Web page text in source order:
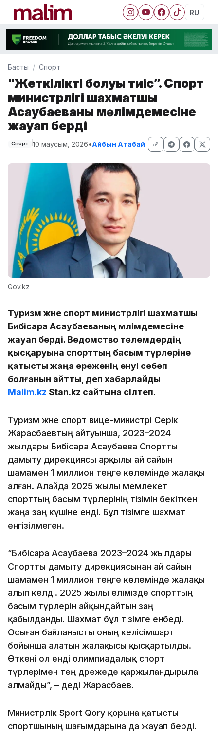
RU
Басты Спорт
"Жеткілікті болуы тиіс”. Спорт
министрлігі шахматшы
Асаубаеваның мәлімдемесіне
жауап берді
Спорт 10 маусым, 2026•Айбын Атабай
Gov.kz
Туризм және спорт министрлігі шахматшы
Бибісара Асаубаеваның мәлімдемесіне
жауап берді. Ведомство төлемдердің
қысқаруына спорттың басым түрлеріне
қатысты жаңа ереженің енуі себеп
болғанын айтты, деп хабарлайды
Malim.kz Stan.kz сайтына сілтеп.
Туризм және спорт вице-министрі Серік
Жарасбаевтың айтуынша, 2023–2024
жылдары Бибісара Асаубаева Спортты
дамыту дирекциясы арқылы ай сайын
шамамен 1 миллион теңге көлемінде жалақы
алған. Алайда 2025 жылы мемлекет
спорттың басым түрлерінің тізімін бекіткен
жаңа заң күшіне енді. Бұл тізімге шахмат
енгізілмеген.
“Бибісара Асаубаева 2023–2024 жылдары
Спортты дамыту дирекциясынан ай сайын
шамамен 1 миллион теңге көлемінде жалақы
алып келді. 2025 жылы елімізде спорттың
басым түрлерін айқындайтын заң
қабылданды. Шахмат бұл тізімге енбеді.
Осыған байланысты оның келісімшарт
бойынша алатын жалақысы қысқартылды.
Өткені ол енді олимпиадалық спорт
түрлерімен тең дәрежеде қаржыландырыла
алмайды”, – деді Жарасбаев.
Министрлік Sport Qory қорына қатысты
спортшының шағымдарына да жауап берді.